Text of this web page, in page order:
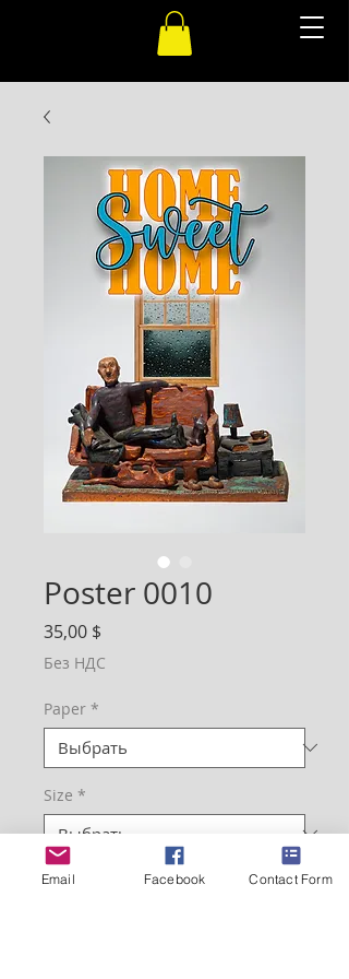
Poster 0010
35,00 $
Без НДС
Paper *
Size *
Количество *
Email Facebook Contact Form